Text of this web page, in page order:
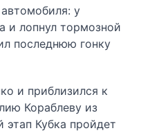
у
и лопнул тормозной
последнюю гонку
и приблизился к
Кораблеву из
этап Кубка пройдет